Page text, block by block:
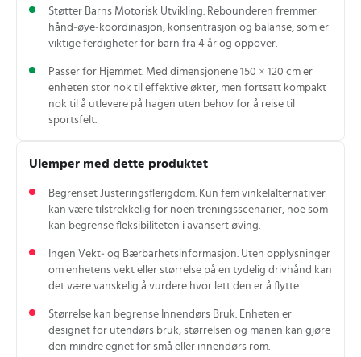
Støtter Barns Motorisk Utvikling. Rebounderen fremmer
hånd‑øye‑koordinasjon, konsentrasjon og balanse, som er
viktige ferdigheter for barn fra 4 år og oppover.
Passer for Hjemmet. Med dimensjonene 150 × 120 cm er
enheten stor nok til effektive økter, men fortsatt kompakt
nok til å utlevere på hagen uten behov for å reise til
sportsfelt.
Ulemper med dette produktet
Begrenset Justeringsflerigdom. Kun fem vinkelalternativer
kan være tilstrekkelig for noen treningsscenarier, noe som
kan begrense fleksibiliteten i avansert øving.
Ingen Vekt‑ og Bærbarhetsinformasjon. Uten opplysninger
om enhetens vekt eller størrelse på en tydelig drivhånd kan
det være vanskelig å vurdere hvor lett den er å flytte.
Størrelse kan begrense Innendørs Bruk. Enheten er
designet for utendørs bruk; størrelsen og manen kan gjøre
den mindre egnet for små eller innendørs rom.